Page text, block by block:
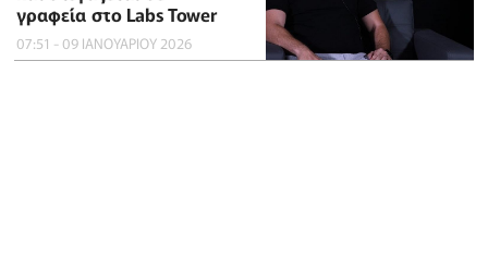
γραφεία στο Labs Tower
07:51 - 09 ΙΑΝΟΥΑΡΙΟΥ 2026